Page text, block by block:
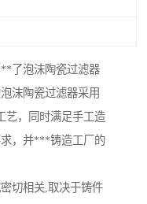
了泡沫陶瓷过滤器
沫陶瓷过滤器采用
艺，同时满足手工造
，并***铸造工厂的
切相关,取决于铸件